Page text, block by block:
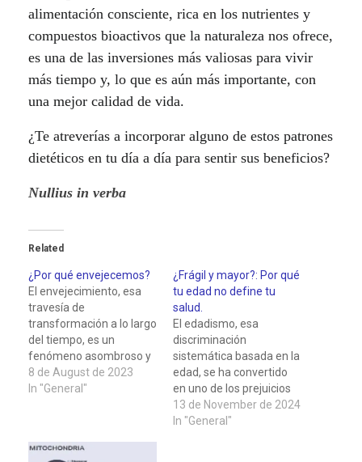
alimentación consciente, rica en los nutrientes y
compuestos bioactivos que la naturaleza nos ofrece,
es una de las inversiones más valiosas para vivir
más tiempo y, lo que es aún más importante, con
una mejor calidad de vida.
¿Te atreverías a incorporar alguno de estos patrones
dietéticos en tu día a día para sentir sus beneficios?
Nullius in verba
Related
¿Por qué envejecemos?
El envejecimiento, esa
travesía de
transformación a lo largo
del tiempo, es un
fenómeno asombroso y
complejo que aún
guarda secretos bajo su
respuestas,
8 de August de 2023
In "General"
¿Frágil y mayor?: Por qué
tu edad no define tu
salud.
El edadismo, esa
discriminación
sistemática basada en la
edad, se ha convertido
en uno de los prejuicios
más normalizados en
nuestra sociedad. La
13 de November de 2024
In "General"